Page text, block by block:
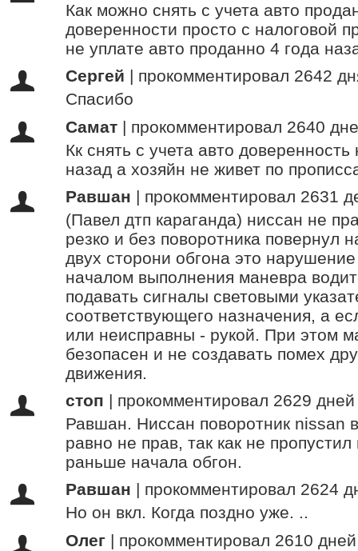
Как можно снять с учета авто
доверенности просто с налоговой
не уплате авто проданно 4 года
Сергей | прокомментировал 2642
Спасибо
Самат | прокомментировал 2640
Кк снять с учета авто доверенность
назад а хозяйн не живет по
Равшан | прокомментировал 2631
(Павел дтп караганда) ниссан не
резко и без поворотника повернул
двух сторони обгона это
началом выполнения маневра
подавать сигналы световыми
соответствующего назначения, а
или неисправны - рукой. При этом
безопасен и не создавать помех
движения.
стоп | прокомментировал 2629
Равшан. Ниссан поворотник nissan
равно не прав, так как не
раньше начала обгон.
Равшан | прокомментировал 2624
Но он вкл. Когда поздно уже. ..
Олег | прокомментировал 2610